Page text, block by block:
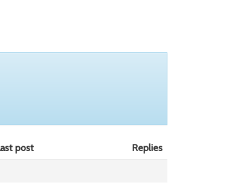
post
Replies